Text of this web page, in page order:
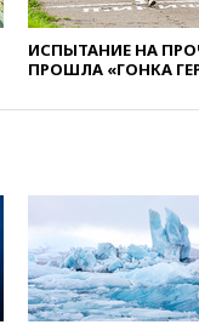
ИСПЫТАНИЕ НА
ПРОШЛА «ГОНКА